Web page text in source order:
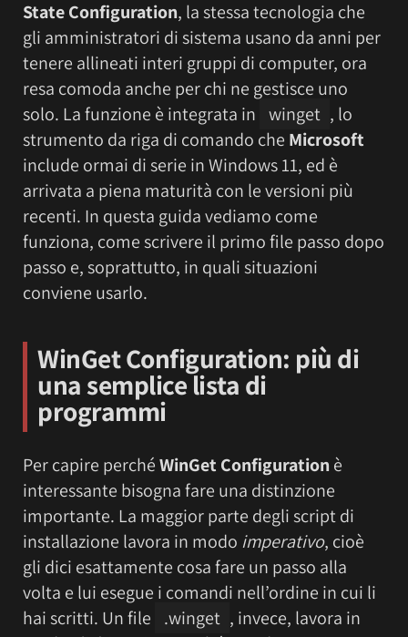
State Configuration, la stessa tecnologia che
gli amministratori di sistema usano da anni per
tenere allineati interi gruppi di computer, ora
resa comoda anche per chi ne gestisce uno
solo. La funzione è integrata in winget , lo
strumento da riga di comando che Microsoft
include ormai di serie in Windows 11, ed è
arrivata a piena maturità con le versioni più
recenti. In questa guida vediamo come
funziona, come scrivere il primo file passo dopo
passo e, soprattutto, in quali situazioni
conviene usarlo.
WinGet Configuration: più di
una semplice lista di
programmi
Per capire perchéWinGet Configurationè
interessante bisogna fare una distinzione
importante. La maggior parte degli script di
installazione lavora in modo imperativo, cioè
gli dici esattamente cosa fare un passo alla
volta e lui esegue i comandi nell’ordine in cui li
hai scritti. Un file
.winget , invece, lavora in